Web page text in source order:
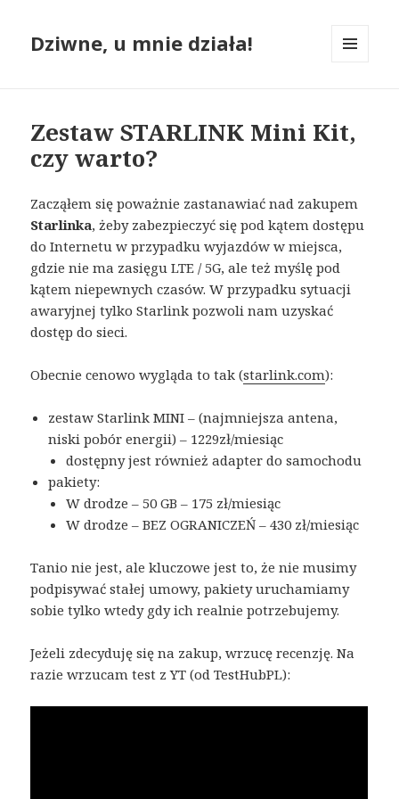
Dziwne, u mnie działa!
Zestaw STARLINK Mini Kit,
czy warto?
Zacząłem się poważnie zastanawiać nad zakupem
Starlinka, żeby zabezpieczyć się pod kątem dostępu
do Internetu w przypadku wyjazdów w miejsca,
gdzie nie ma zasięgu LTE / 5G, ale też myślę pod
kątem niepewnych czasów. W przypadku sytuacji
awaryjnej tylko Starlink pozwoli nam uzyskać
dostęp do sieci.
Obecnie cenowo wygląda to tak (starlink.com):
zestaw Starlink MINI – (najmniejsza antena,
niski pobór energii) – 1229zł/miesiąc
dostępny jest również adapter do samochodu
pakiety:
W drodze – 50 GB – 175 zł/miesiąc
W drodze – BEZ OGRANICZEŃ – 430 zł/miesiąc
Tanio nie jest, ale kluczowe jest to, że nie musimy
podpisywać stałej umowy, pakiety uruchamiamy
sobie tylko wtedy gdy ich realnie potrzebujemy.
Jeżeli zdecyduję się na zakup, wrzucę recenzję. Na
razie wrzucam test z YT (od TestHubPL):